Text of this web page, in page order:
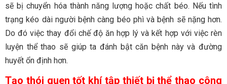
sẽ bị chuyển hóa thành năng lượng hoặc chất béo. Nếu tình
trạng kéo dài người bệnh càng béo phì và bệnh sẽ nặng hơn.
Do đó việc thay đổi chế độ ăn hợp lý và kết hợp với việc rèn
luyện thể thao sẽ giúp ta đánh bật căn bệnh này và đường
huyết ổn định hơn.
Tạo thói quen tốt khí tập thiết bị thể thao công